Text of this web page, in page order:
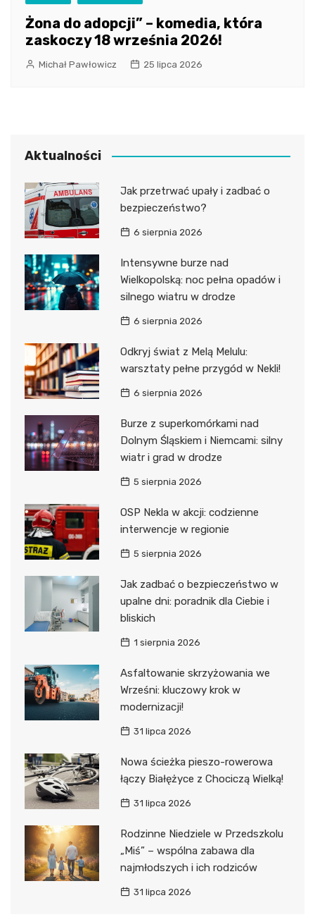
Żona do adopcji” – komedia, która
zaskoczy 18 września 2026!
Michał Pawłowicz 25 lipca 2026
Aktualności
Jak przetrwać upały i zadbać o
bezpieczeństwo?
6 sierpnia 2026
Intensywne burze nad
Wielkopolską: noc pełna opadów i
silnego wiatru w drodze
6 sierpnia 2026
Odkryj świat z Melą Melulu:
warsztaty pełne przygód w Nekli!
6 sierpnia 2026
Burze z superkomórkami nad
Dolnym Śląskiem i Niemcami: silny
wiatr i grad w drodze
5 sierpnia 2026
OSP Nekla w akcji: codzienne
interwencje w regionie
5 sierpnia 2026
Jak zadbać o bezpieczeństwo w
upalne dni: poradnik dla Ciebie i
bliskich
1 sierpnia 2026
Asfaltowanie skrzyżowania we
Wrześni: kluczowy krok w
modernizacji!
31 lipca 2026
Nowa ścieżka pieszo-rowerowa
łączy Białężyce z Chociczą Wielką!
31 lipca 2026
Rodzinne Niedziele w Przedszkolu
„Miś” – wspólna zabawa dla
najmłodszych i ich rodziców
31 lipca 2026